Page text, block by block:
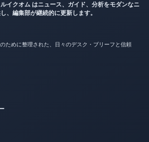
イクオム はニュース、ガイド、分析をモダンなニ
、編集部が継続的に更新します。
ために整理された、日々のデスク・ブリーフと信頼